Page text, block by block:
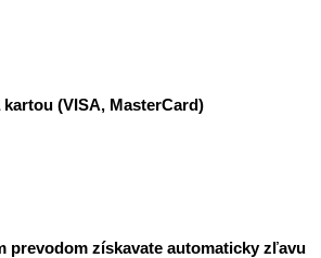
kartou (VISA, MasterCard)
prevodom získavate automaticky zľavu